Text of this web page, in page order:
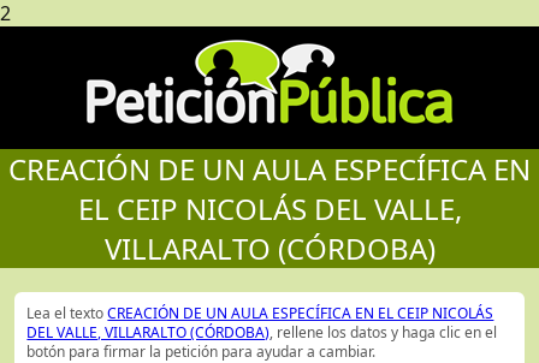
2
CREACIÓN DE UN AULA ESPECÍFICA EN
EL CEIP NICOLÁS DEL VALLE,
VILLARALTO (CÓRDOBA)
Lea el textoCREACIÓN DE UN AULA ESPECÍFICA EN EL CEIP NICOLÁS
DEL VALLE, VILLARALTO (CÓRDOBA), rellene los datos y haga clic en el
botón para firmar la petición para ayudar a cambiar.